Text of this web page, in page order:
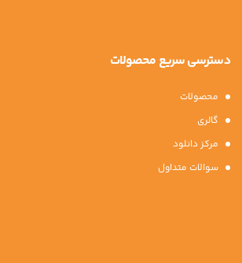
دسترسی سریع محصولات
محصولات
گالری
مرکز دانلود
سوالات متداول